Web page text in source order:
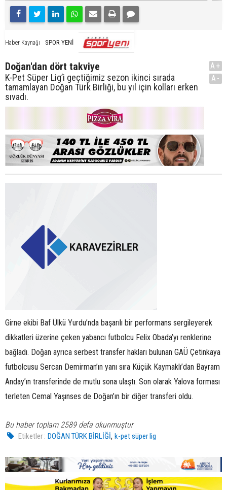
Haber Kaynağı SPOR YENİ
Doğan'dan dört takviye
K-Pet Süper Lig’i geçtiğimiz sezon ikinci sırada
tamamlayan Doğan Türk Birliği, bu yıl için kolları erken
sıvadı.
A+
A-
Girne ekibi Baf Ülkü Yurdu’nda başarılı bir performans sergileyerek
dikkatleri üzerine çeken yabancı futbolcu Felix Obada’yı renklerine
bağladı. Doğan ayrıca serbest transfer hakları bulunan GAÜ Çetinkaya
futbolcusu Sercan Demirman’ın yanı sıra Küçük Kaymaklı’dan Bayram
Anday’ın transferinde de mutlu sona ulaştı. Son olarak Yalova forması
terleten Cemal Yaşınses de Doğan’ın bir diğer transferi oldu.
Bu haber toplam 2589 defa okunmuştur
Etiketler : DOĞAN TÜRK BİRLİĞİ,k-pet süper lig